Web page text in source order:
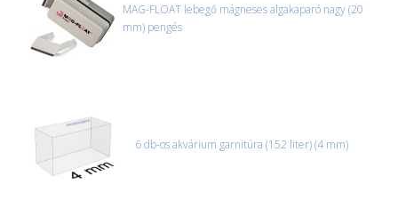
MAG-FLOAT lebegő mágneses algakaparó nagy (20
mm) pengés
6 db-os akvárium garnitúra (152 liter) (4 mm)